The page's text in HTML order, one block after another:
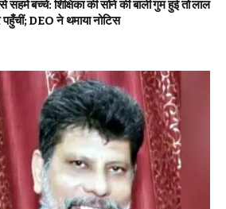
बच्चे: शिक्षिका की सोने की बाली गुम हुई तो लाल
DEO ने थमाया नोटिस